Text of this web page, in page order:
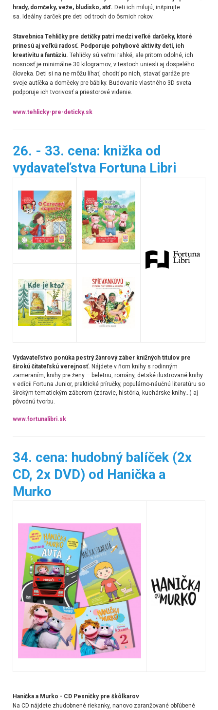
hrady, domčeky, veže, bludisko, atď. Deti ich milujú, inšpirujte
sa. Ideálny darček pre deti od troch do ôsmich rokov.
Stavebnica Tehličky pre detičky patrí medzi veľké darčeky, ktoré
prinesú aj veľkú radosť. Podporuje pohybové aktivity detí, ich
kreativitu a fantáziu. Tehličky sú veľmi ľahké, ale pritom odolné, ich
nosnosť je minimálne 30 kilogramov, v testoch uniesli aj dospelého
človeka. Deti si na ne môžu líhať, chodiť po nich, stavať garáže pre
svoje autíčka a domčeky pre bábiky. Budovanie vlastného 3D sveta
podporuje ich tvorivosť a priestorové videnie.
www.tehlicky-pre-deticky.sk
26. - 33. cena: knižka od
vydavateľstva Fortuna Libri
Vydavateľstvo ponúka pestrý žánrový záber knižných titulov pre
širokú čitateľskú verejnosť. Nájdete v ňom knihy s rodinným
zameraním, knihy pre ženy – beletriu, romány, detské ilustrované knihy
v edícii Fortuna Junior, praktické príručky, populárno-náučnú literatúru so
širokým tematickým záberom (zdravie, história, kuchárske knihy…) aj
pôvodnú tvorbu.
www.fortunalibri.sk
34. cena: hudobný balíček (2x
CD, 2x DVD) od Hanička a
Murko
Hanička a Murko - CD Pesničky pre škôlkarov
Na CD nájdete zhudobnené riekanky, nanovo zaranžované obľúbené